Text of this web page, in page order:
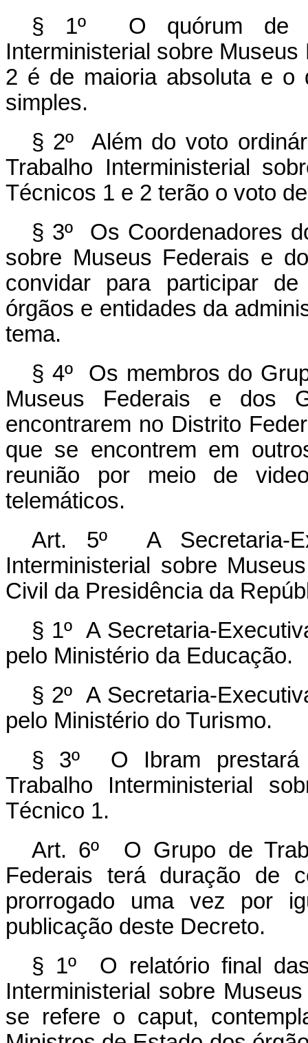
§ 1º O quórum de
Interministerial sobre Museus
2 é de maioria absoluta e o
simples.
§ 2º Além do voto
Trabalho Interministerial
Técnicos 1 e 2 terão o voto
§ 3º Os Coordenadores
sobre Museus Federais e
convidar para participar
órgãos e entidades da
tema.
§ 4º Os membros do
Museus Federais e dos
encontrarem no Distrito
que se encontrem em
reunião por meio de
telemáticos.
Art. 5º A Secretaria-
Interministerial sobre
Civil da Presidência da
§ 1º A Secretaria-
pelo Ministério da Educação.
§ 2º A Secretaria-
pelo Ministério do Turismo.
§ 3º O Ibram prestará
Trabalho Interministerial
Técnico 1.
Art. 6º O Grupo de
Federais terá duração de
prorrogado uma vez por
publicação deste Decreto.
§ 1ºO relatório final das
Interministerial sobre
se refere o caput,